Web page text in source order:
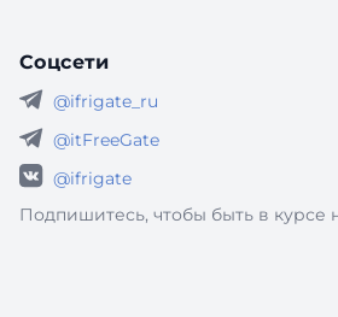
Соцсети
@ifrigate_ru
@itFreeGate
@ifrigate
Подпишитесь, чтобы быть в курсе